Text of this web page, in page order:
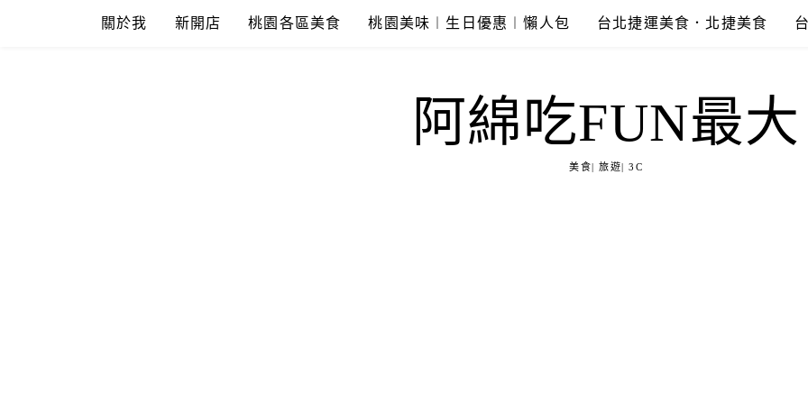
關於我 新開店 桃園各區美食 桃園美味︱生日優惠︱懶人包 台北捷運美食．北捷美食
阿綿吃FUN最大
美食| 旅遊| 3C